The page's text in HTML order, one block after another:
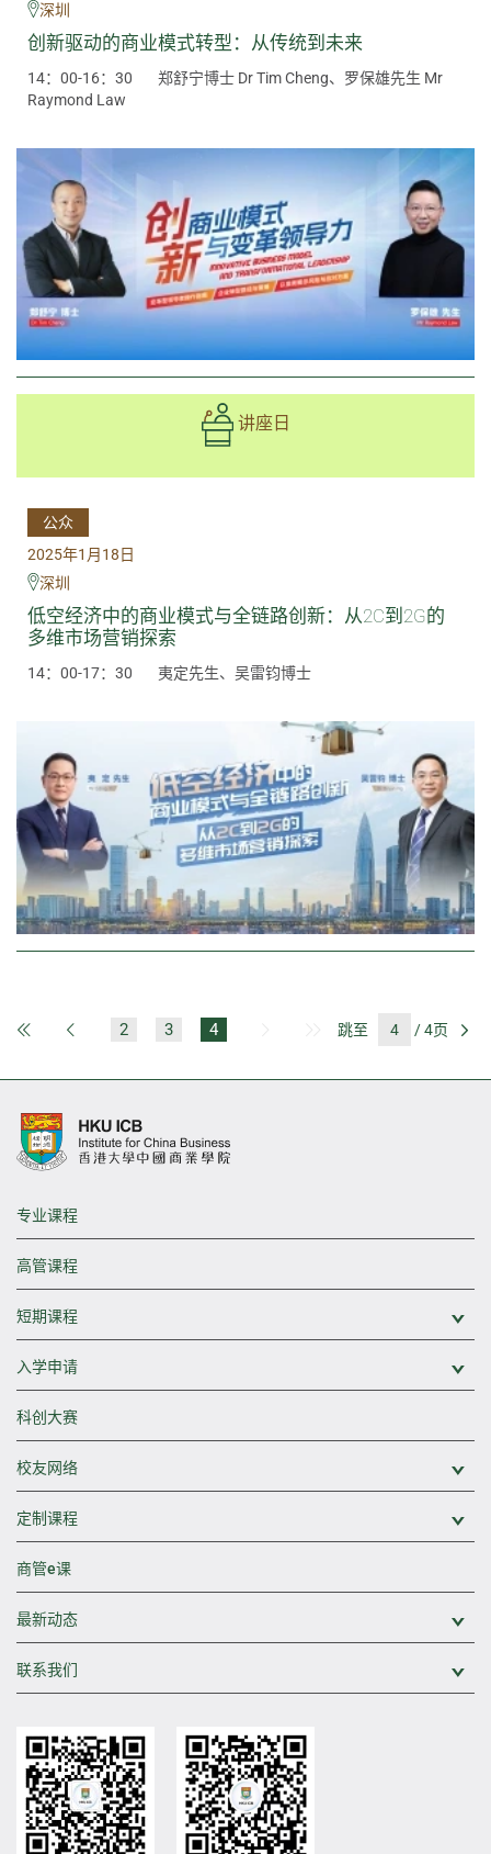
深圳
创新驱动的商业模式转型：从传统到未来
14：00-16：30
郑舒宁博士 Dr Tim Cheng、罗保雄先生 Mr
Raymond Law
讲座日
公众
2025年1月18日
深圳
低空经济中的商业模式与全链路创新：从2C到2G的
多维市场营销探索
14：00-17：30 夷定先生、吴雷钧博士
第一页 上一页
2 3 4 最后一页
跳至 / 4页
专业课程
高管课程
短期课程
入学申请
科创大赛
校友网络
定制课程
商管e课
最新动态
联系我们